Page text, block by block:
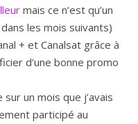
mais ce n’est qu’un
les mois suivants)
+ et Canalsat grâce à
d’une bonne promo
un mois que j’avais
participé au